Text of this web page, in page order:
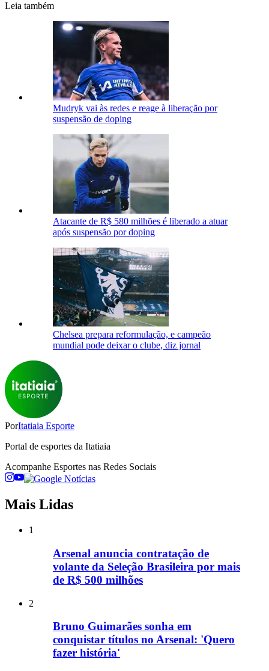
Leia também
Mudryk vai às redes e reage à liberação por
suspensão de doping
Atacante de R$ 580 milhões é liberado a atuar
após suspensão por doping
Chelsea prepara reformulação, e campeão
mundial pode deixar o clube, diz jornal
PorItatiaia Esporte
Portal de esportes da Itatiaia
Acompanhe Esportes nas Redes Sociais
Mais Lidas
1
Arsenal anuncia contratação de
volante da Seleção Brasileira por mais
de R$ 500 milhões
2
Bruno Guimarães sonha em
conquistar títulos no Arsenal: 'Quero
fazer história'